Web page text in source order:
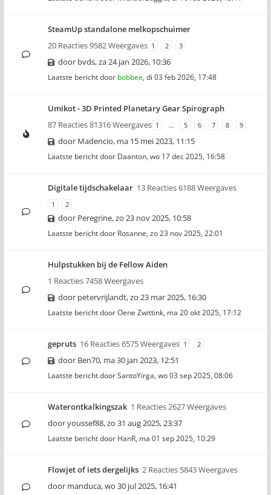
SteamUp standalone melkopschuimer
20 Reacties 9582 Weergaves 1 2 3
door bvds,za 24 jan 2026, 10:36
Laatste bericht door bobbee, di 03 feb 2026, 17:48
Umikot - 3D Printed Planetary Gear Spirograph
87 Reacties 81316 Weergaves 1 … 5 6 7 8 9
door Madencio, ma 15 mei 2023, 11:15
Laatste bericht door Daanton, wo 17 dec 2025, 16:58
Digitale tijdschakelaar 13 Reacties 6188 Weergaves
1 2
door Peregrine,zo 23 nov 2025, 10:58
Laatste bericht door Rosanne, zo 23 nov 2025, 22:01
Hulpstukken bij de Fellow Aiden
1 Reacties 7458 Weergaves
door petervrijlandt,zo 23 mar 2025, 16:30
Laatste bericht doorOene Zwittink, ma 20 okt 2025, 17:12
gepruts 16 Reacties 6575 Weergaves 1 2
door Ben70, ma 30 jan 2023, 12:51
Laatste bericht doorSantoYirga, wo 03 sep 2025, 08:06
Waterontkalkingszak 1 Reacties 2627 Weergaves
dooryoussef88,zo 31 aug 2025, 23:37
Laatste bericht door HanR, ma 01 sep 2025, 10:29
Flowjet of iets dergelijks 2 Reacties 5843 Weergaves
door manduca,wo 30 jul 2025, 16:41